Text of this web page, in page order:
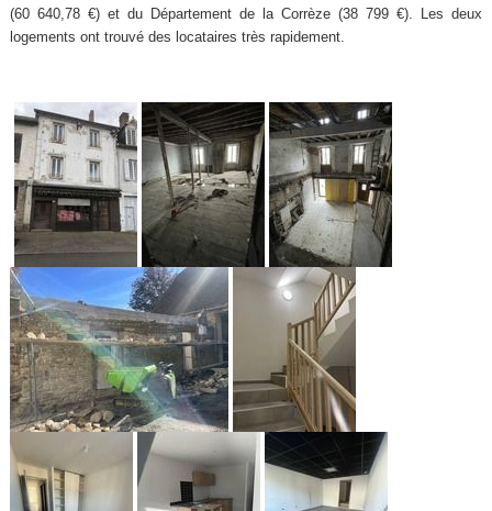
(60 640,78 €) et du Département de la Corrèze (38 799 €). Les deux
logements ont trouvé des locataires très rapidement.